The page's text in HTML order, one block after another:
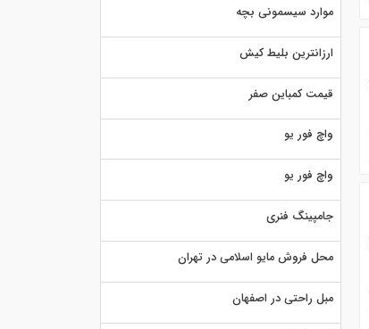
موارد سیسمونی بچه
ارزانترین بلیط کیش
قیمت کمباین صفر
واچ فور یو
واچ فور یو
جامپینگ فنری
محل فروش مایو اسلامی در تهران
مبل راحتی در اصفهان